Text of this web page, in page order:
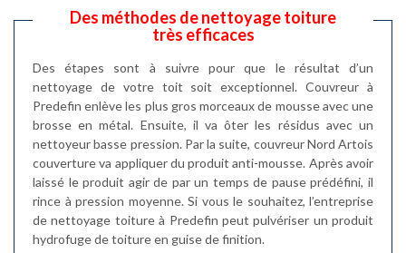
Des méthodes de nettoyage toiture
très efficaces
Des étapes sont à suivre pour que le résultat d’un
nettoyage de votre toit soit exceptionnel. Couvreur à
Predefin enlève les plus gros morceaux de mousse avec une
brosse en métal. Ensuite, il va ôter les résidus avec un
nettoyeur basse pression. Par la suite, couvreur Nord Artois
couverture va appliquer du produit anti-mousse. Après avoir
laissé le produit agir de par un temps de pause prédéfini, il
rince à pression moyenne. Si vous le souhaitez, l’entreprise
de nettoyage toiture à Predefin peut pulvériser un produit
hydrofuge de toiture en guise de finition.